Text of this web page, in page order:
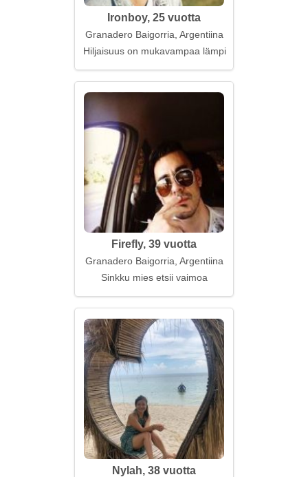
Ironboy, 25 vuotta
Granadero Baigorria, Argentiina
Hiljaisuus on mukavampaa lämpimien halausten
Firefly, 39 vuotta
Granadero Baigorria, Argentiina
Sinkku mies etsii vaimoa
Nylah, 38 vuotta